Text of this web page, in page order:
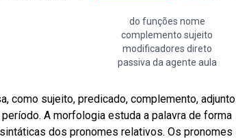
do funções nome
complemento sujeito
modificadores direto
passiva da agente aula
como sujeito, predicado, complemento, adjunto
A morfologia estuda a palavra de forma
dos pronomes relativos. Os pronomes